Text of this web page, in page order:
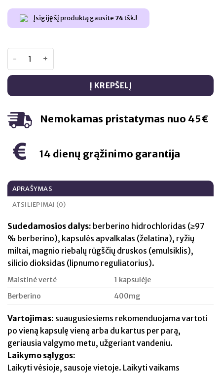
Įsigiję šį produktą gausite 74tšk.!
Į KREPŠELĮ
Nemokamas pristatymas nuo 45€
14 dienų grąžinimo garantija
APRAŠYMAS
ATSILIEPIMAI (0)
Sudedamosios dalys: berberino hidrochloridas (≥97
% berberino), kapsulės apvalkalas (želatina), ryžių
miltai, magnio riebalų rūgščių druskos (emulsiklis),
silicio dioksidas (lipnumo reguliatorius).
Maistinė vertė
1 kapsulėje
Berberino
400mg
Vartojimas: suaugusiesiems rekomenduojama vartoti
po vieną kapsulę vieną arba du kartus per parą,
geriausia valgymo metu, užgeriant vandeniu.
Laikymo sąlygos:
Laikyti vėsioje, sausoje vietoje. Laikyti vaikams